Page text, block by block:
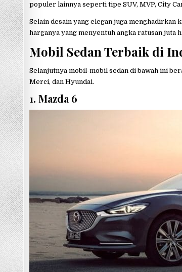
populer lainnya seperti tipe SUV, MVP, City
Selain desain yang elegan juga menghadirkan
harganya yang menyentuh angka ratusan juta
Mobil Sedan Terbaik di
Selanjutnya mobil-mobil sedan di bawah ini
Merci, dan Hyundai.
1. Mazda 6